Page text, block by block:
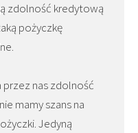
zdolność kredytową
pożyczkę
nas zdolność
mamy szans na
Jedyną